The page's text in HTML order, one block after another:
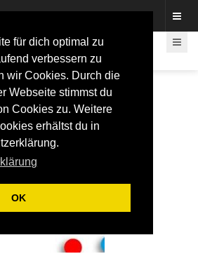
für dich optimal zu
verbessern zu
wir Cookies. Durch die
Webseite stimmst du
Cookies zu. Weitere
erhältst du in
OK